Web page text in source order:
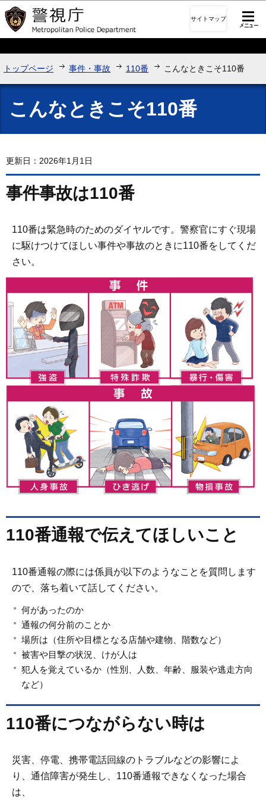
このページの本文へ移動
サイトマップ
トップページ 事件・事故 110番 こんなときこそ110番
こんなときこそ110番
更新日：2026年1月1日
事件事故は110番
110番は緊急時のためのダイヤルです。警察官にすぐ現場
に駆けつけてほしい事件や事故のときに110番をしてくだ
さい。
110番通報で伝えてほしいこと
110番通報の際には係員が以下のようなことを質問します
ので、落ち着いて話してください。
何があったのか
通報の何分前のことか
場所は（住所や目標となる店舗や建物、階数など）
被害や目撃の状況、けが人は
犯人を覚えているか（性別、人数、年齢、服装や逃走方向
など）
110番につながらない時は
災害、停電、携帯電話回線のトラブルなどの影響によ
り、通信障害が発生し、110番通報できなくなった場合
は、